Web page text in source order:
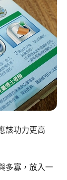
該功力更高
多寡，放入一